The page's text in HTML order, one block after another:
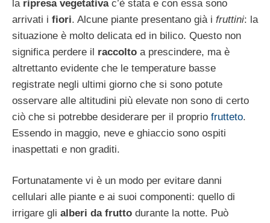
la ripresa vegetativac’è stata e con essa sono
arrivati i fiori. Alcune piante presentano già i fruttini: la
situazione è molto delicata ed in bilico. Questo non
significa perdere il raccolto a prescindere, ma è
altrettanto evidente che le temperature basse
registrate negli ultimi giorno che si sono potute
osservare alle altitudini più elevate non sono di certo
ciò che si potrebbe desiderare per il proprio frutteto.
Essendo in maggio, neve e ghiaccio sono ospiti
inaspettati e non graditi.
Fortunatamente vi è un modo per evitare danni
cellulari alle piante e ai suoi componenti: quello di
irrigare gli alberi da frutto durante la notte. Può